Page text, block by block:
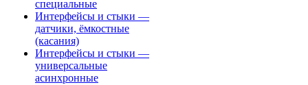
специальные
Интерфейсы и стыки —
датчики, ёмкостные
(касания)
Интерфейсы и стыки —
универсальные
асинхронные